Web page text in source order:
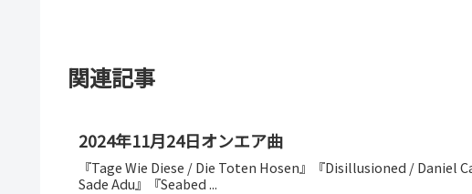
関連記事
2024年11月24日オンエア曲
『Tage Wie Diese / Die Toten Hosen』『Disillusioned / Daniel
Sade Adu』『Seabed ...